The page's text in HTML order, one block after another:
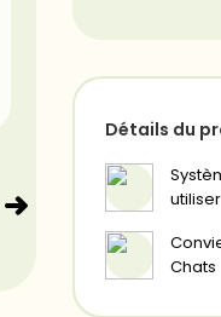
Détails du
utiliser
Chats